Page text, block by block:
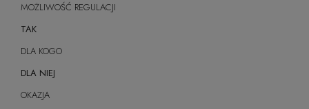
MOŻLIWOŚĆ REGULACJI
TAK
DLA KOGO
DLA NIEJ
OKAZJA